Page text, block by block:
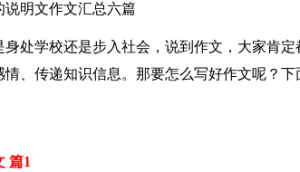
说明文作文汇总六篇
身处学校还是步入社会，说到作文，大家肯
情、传递知识信息。那要怎么写好作文呢？
篇1